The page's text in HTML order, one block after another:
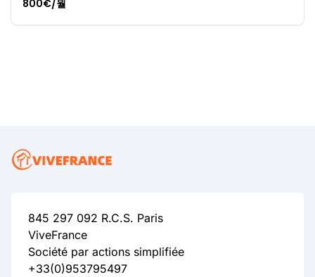
800€/월
845 297 092 R.C.S. Paris
ViveFrance
Société par actions simplifiée
+33(0)953795497